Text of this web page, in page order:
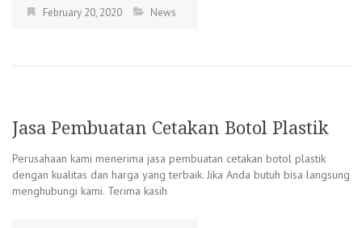
February 20, 2020 News
Jasa Pembuatan Cetakan Botol Plastik
Perusahaan kami menerima jasa pembuatan cetakan botol plastik
dengan kualitas dan harga yang terbaik. Jika Anda butuh bisa langsung
menghubungi kami. Terima kasih